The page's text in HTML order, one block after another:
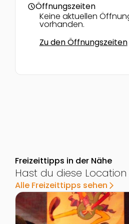
scheduleÖffnungszeiten
Keine aktuellen
vorhanden.
Zu den Öffnungszeiten
Freizeittipps in der Nähe
Hast du diese
Alle Freizeittipps sehen arrow_forward_ios
Zur Detailseite von